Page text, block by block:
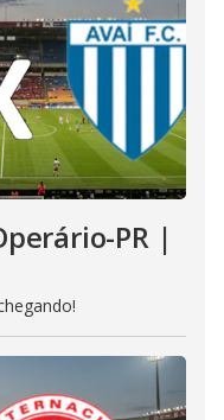
PR |